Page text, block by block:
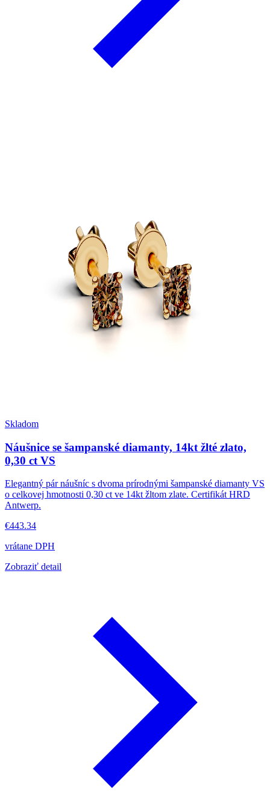
Skladom
Náušnice se šampanské diamanty, 14kt žlté zlato,
0,30 ct VS
Elegantný pár náušníc s dvoma prírodnými šampanské diamanty VS
o celkovej hmotnosti 0,30 ct ve 14kt žltom zlate. Certifikát HRD
Antwerp.
€443.34
vrátane DPH
Zobraziť detail